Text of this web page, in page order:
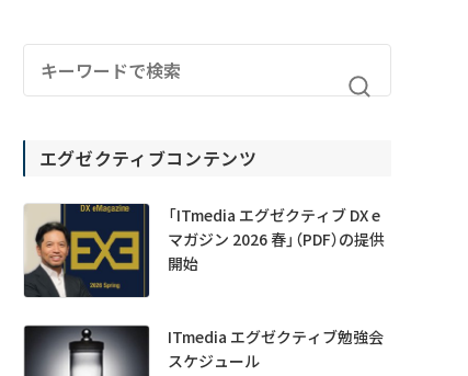
エグゼクティブコンテンツ
「ITmedia エグゼクティブ DX e
マガジン 2026 春」（PDF）の提供
開始
ITmedia エグゼクティブ勉強会
スケジュール